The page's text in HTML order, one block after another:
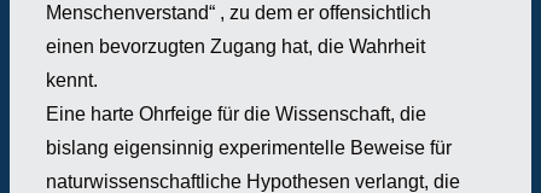
Menschenverstand“ , zu dem er offensichtlich
einen bevorzugten Zugang hat, die Wahrheit
kennt.
Eine harte Ohrfeige für die Wissenschaft, die
bislang eigensinnig experimentelle Beweise für
naturwissenschaftliche Hypothesen verlangt, die